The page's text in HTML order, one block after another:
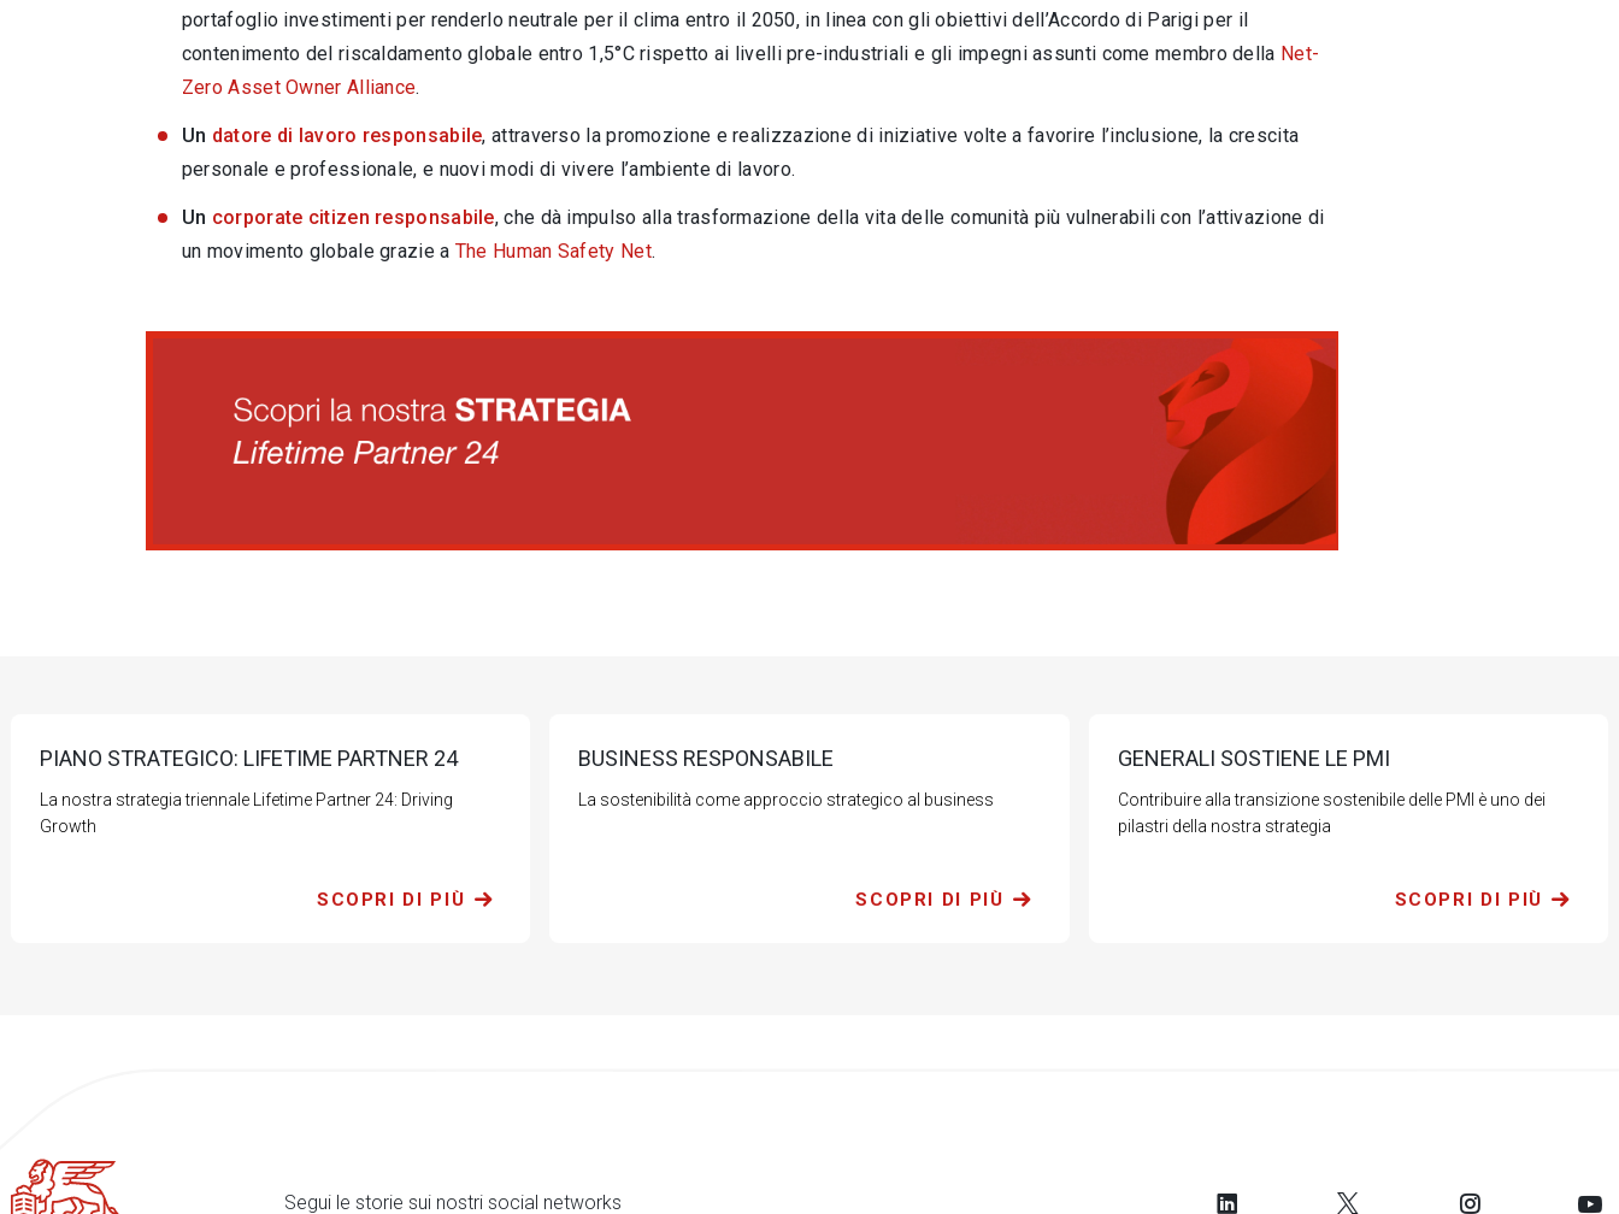
portafoglio investimenti per renderlo neutrale per il clima entro il 2050, in linea con gli obiettivi dell’Accordo di Parigi per il
contenimento del riscaldamento globale entro 1,5°C rispetto ai livelli pre-industriali e gli impegni assunti come membro della Net-
Zero Asset Owner Alliance.
Un datore di lavoro responsabile, attraverso la promozione e realizzazione di iniziative volte a favorire l’inclusione, la crescita
personale e professionale, e nuovi modi di vivere l’ambiente di lavoro.
Un corporate citizen responsabile, che dà impulso alla trasformazione della vita delle comunità più vulnerabili con l’attivazione di
un movimento globale grazie a The Human Safety Net.
PIANO STRATEGICO: LIFETIME PARTNER 24
La nostra strategia triennale Lifetime Partner 24: Driving
Growth
SCOPRI DI PIÙ
BUSINESS RESPONSABILE
La sostenibilità come approccio strategico al business
SCOPRI DI PIÙ
GENERALI SOSTIENE LE PMI
Contribuire alla transizione sostenibile delle PMI è uno dei
pilastri della nostra strategia
SCOPRI DI PIÙ
Segui le storie sui nostri social networks